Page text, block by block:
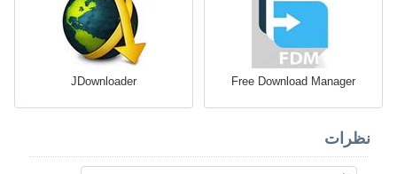
Free Download Manager
JDownloader
نظرات